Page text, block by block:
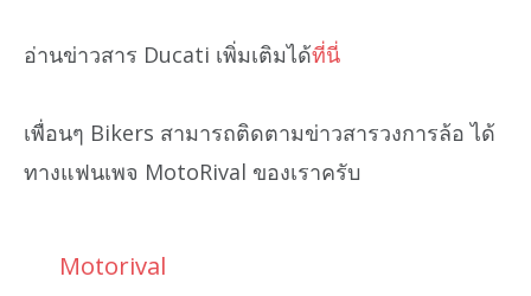
อ่านข่าวสาร Ducati เพิ่มเติมได้ที่นี่
เพื่อนๆ Bikers สามารถติดตามข่าวสารวงการล้อ ได้
ทางแฟนเพจ MotoRival ของเราครับ
Motorival